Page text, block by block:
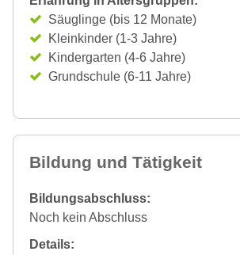
Säuglinge (bis 12 Monate)
Kleinkinder (1-3 Jahre)
Kindergarten (4-6 Jahre)
Grundschule (6-11 Jahre)
Bildung und Tätigkeit
Bildungsabschluss:
Noch kein Abschluss
Details: